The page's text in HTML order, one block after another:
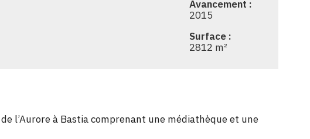
Avancement :
2015
Surface :
2812 m²
l’Aurore à Bastia comprenant une médiathèque et une